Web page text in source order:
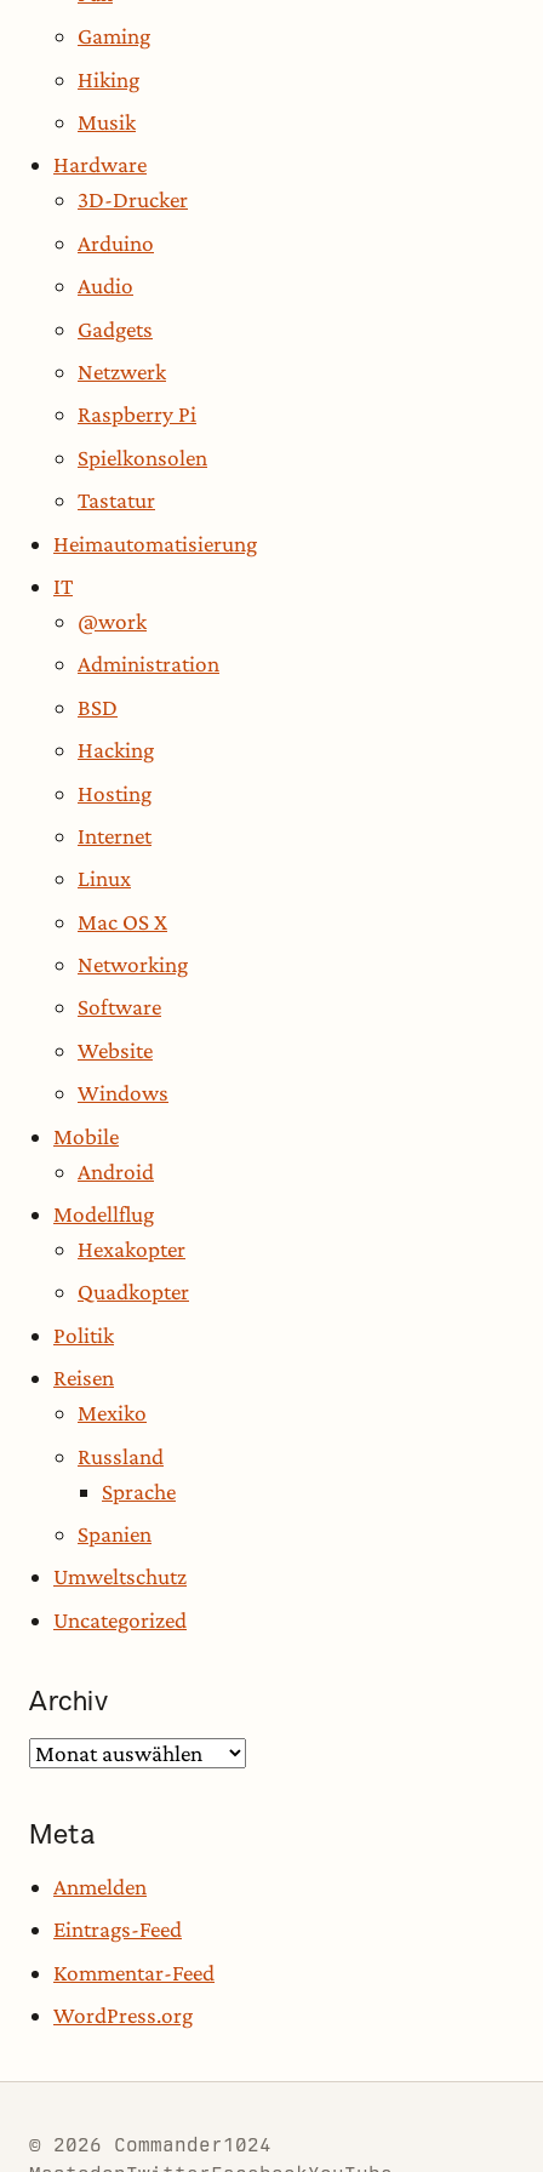
Gaming
Hiking
Musik
Hardware
3D-Drucker
Arduino
Audio
Gadgets
Netzwerk
Raspberry Pi
Spielkonsolen
Tastatur
Heimautomatisierung
IT
@work
Administration
BSD
Hacking
Hosting
Internet
Linux
Mac OS X
Networking
Software
Website
Windows
Mobile
Android
Modellflug
Hexakopter
Quadkopter
Politik
Reisen
Mexiko
Russland
Sprache
Spanien
Umweltschutz
Uncategorized
Archiv
Archiv
Meta
Anmelden
Eintrags-Feed
Kommentar-Feed
WordPress.org
© 2026 Commander1024